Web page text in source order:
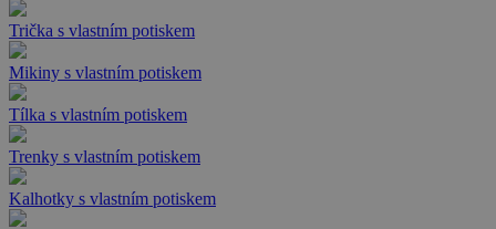
Trička s vlastním potiskem
Mikiny s vlastním potiskem
Tílka s vlastním potiskem
Trenky s vlastním potiskem
Kalhotky s vlastním potiskem